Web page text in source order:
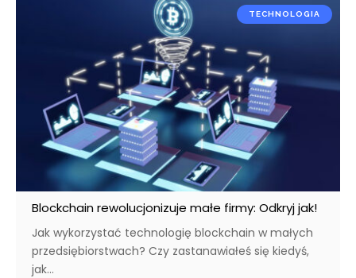
TECHNOLOGIA
Blockchain rewolucjonizuje małe firmy: Odkryj jak!
Jak wykorzystać technologię blockchain w małych
przedsiębiorstwach? Czy zastanawiałeś się kiedyś,
jak…